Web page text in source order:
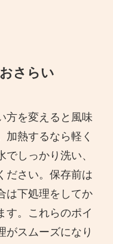
さらい
方を変えると風味
加熱するなら軽く
しっかり洗い、
ださい。保存前は
は下処理をしてか
す。これらのポイ
がスムーズになり